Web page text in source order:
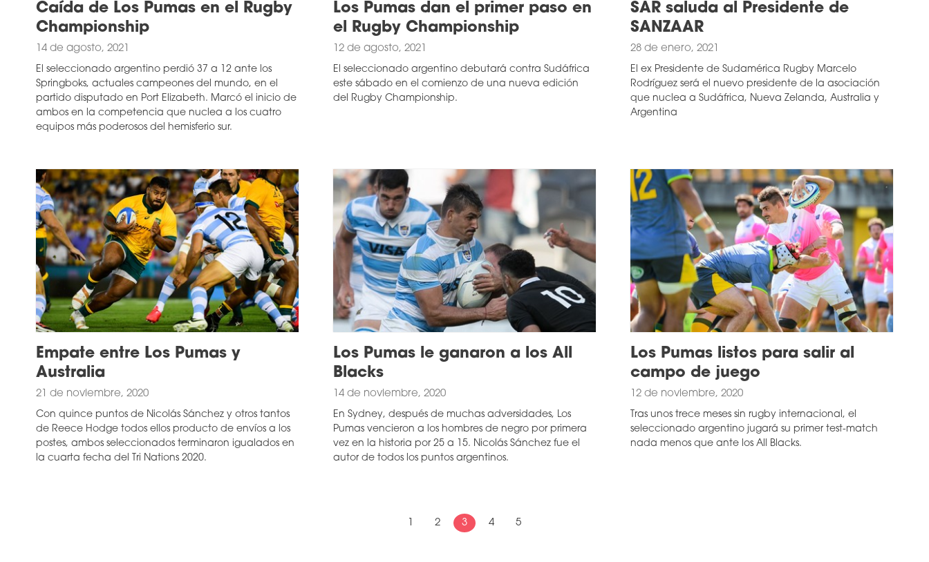
Caída de Los Pumas en el Rugby
Championship
14 de agosto, 2021
El seleccionado argentino perdió 37 a 12 ante los
Springboks, actuales campeones del mundo, en el
partido disputado en Port Elizabeth. Marcó el inicio de
ambos en la competencia que nuclea a los cuatro
equipos más poderosos del hemisferio sur.
Los Pumas dan el primer paso en
el Rugby Championship
12 de agosto, 2021
El seleccionado argentino debutará contra Sudáfrica
este sábado en el comienzo de una nueva edición
del Rugby Championship.
SAR saluda al Presidente de
SANZAAR
28 de enero, 2021
El ex Presidente de Sudamérica Rugby Marcelo
Rodríguez será el nuevo presidente de la asociación
que nuclea a Sudáfrica, Nueva Zelanda, Australia y
Argentina
Empate entre Los Pumas y
Australia
21 de noviembre, 2020
Con quince puntos de Nicolás Sánchez y otros tantos
de Reece Hodge todos ellos producto de envíos a los
postes, ambos seleccionados terminaron igualados en
la cuarta fecha del Tri Nations 2020.
Los Pumas le ganaron a los All
Blacks
14 de noviembre, 2020
En Sydney, después de muchas adversidades, Los
Pumas vencieron a los hombres de negro por primera
vez en la historia por 25 a 15. Nicolás Sánchez fue el
autor de todos los puntos argentinos.
Los Pumas listos para salir al
campo de juego
12 de noviembre, 2020
Tras unos trece meses sin rugby internacional, el
seleccionado argentino jugará su primer test-match
nada menos que ante los All Blacks.
2 3 4 5